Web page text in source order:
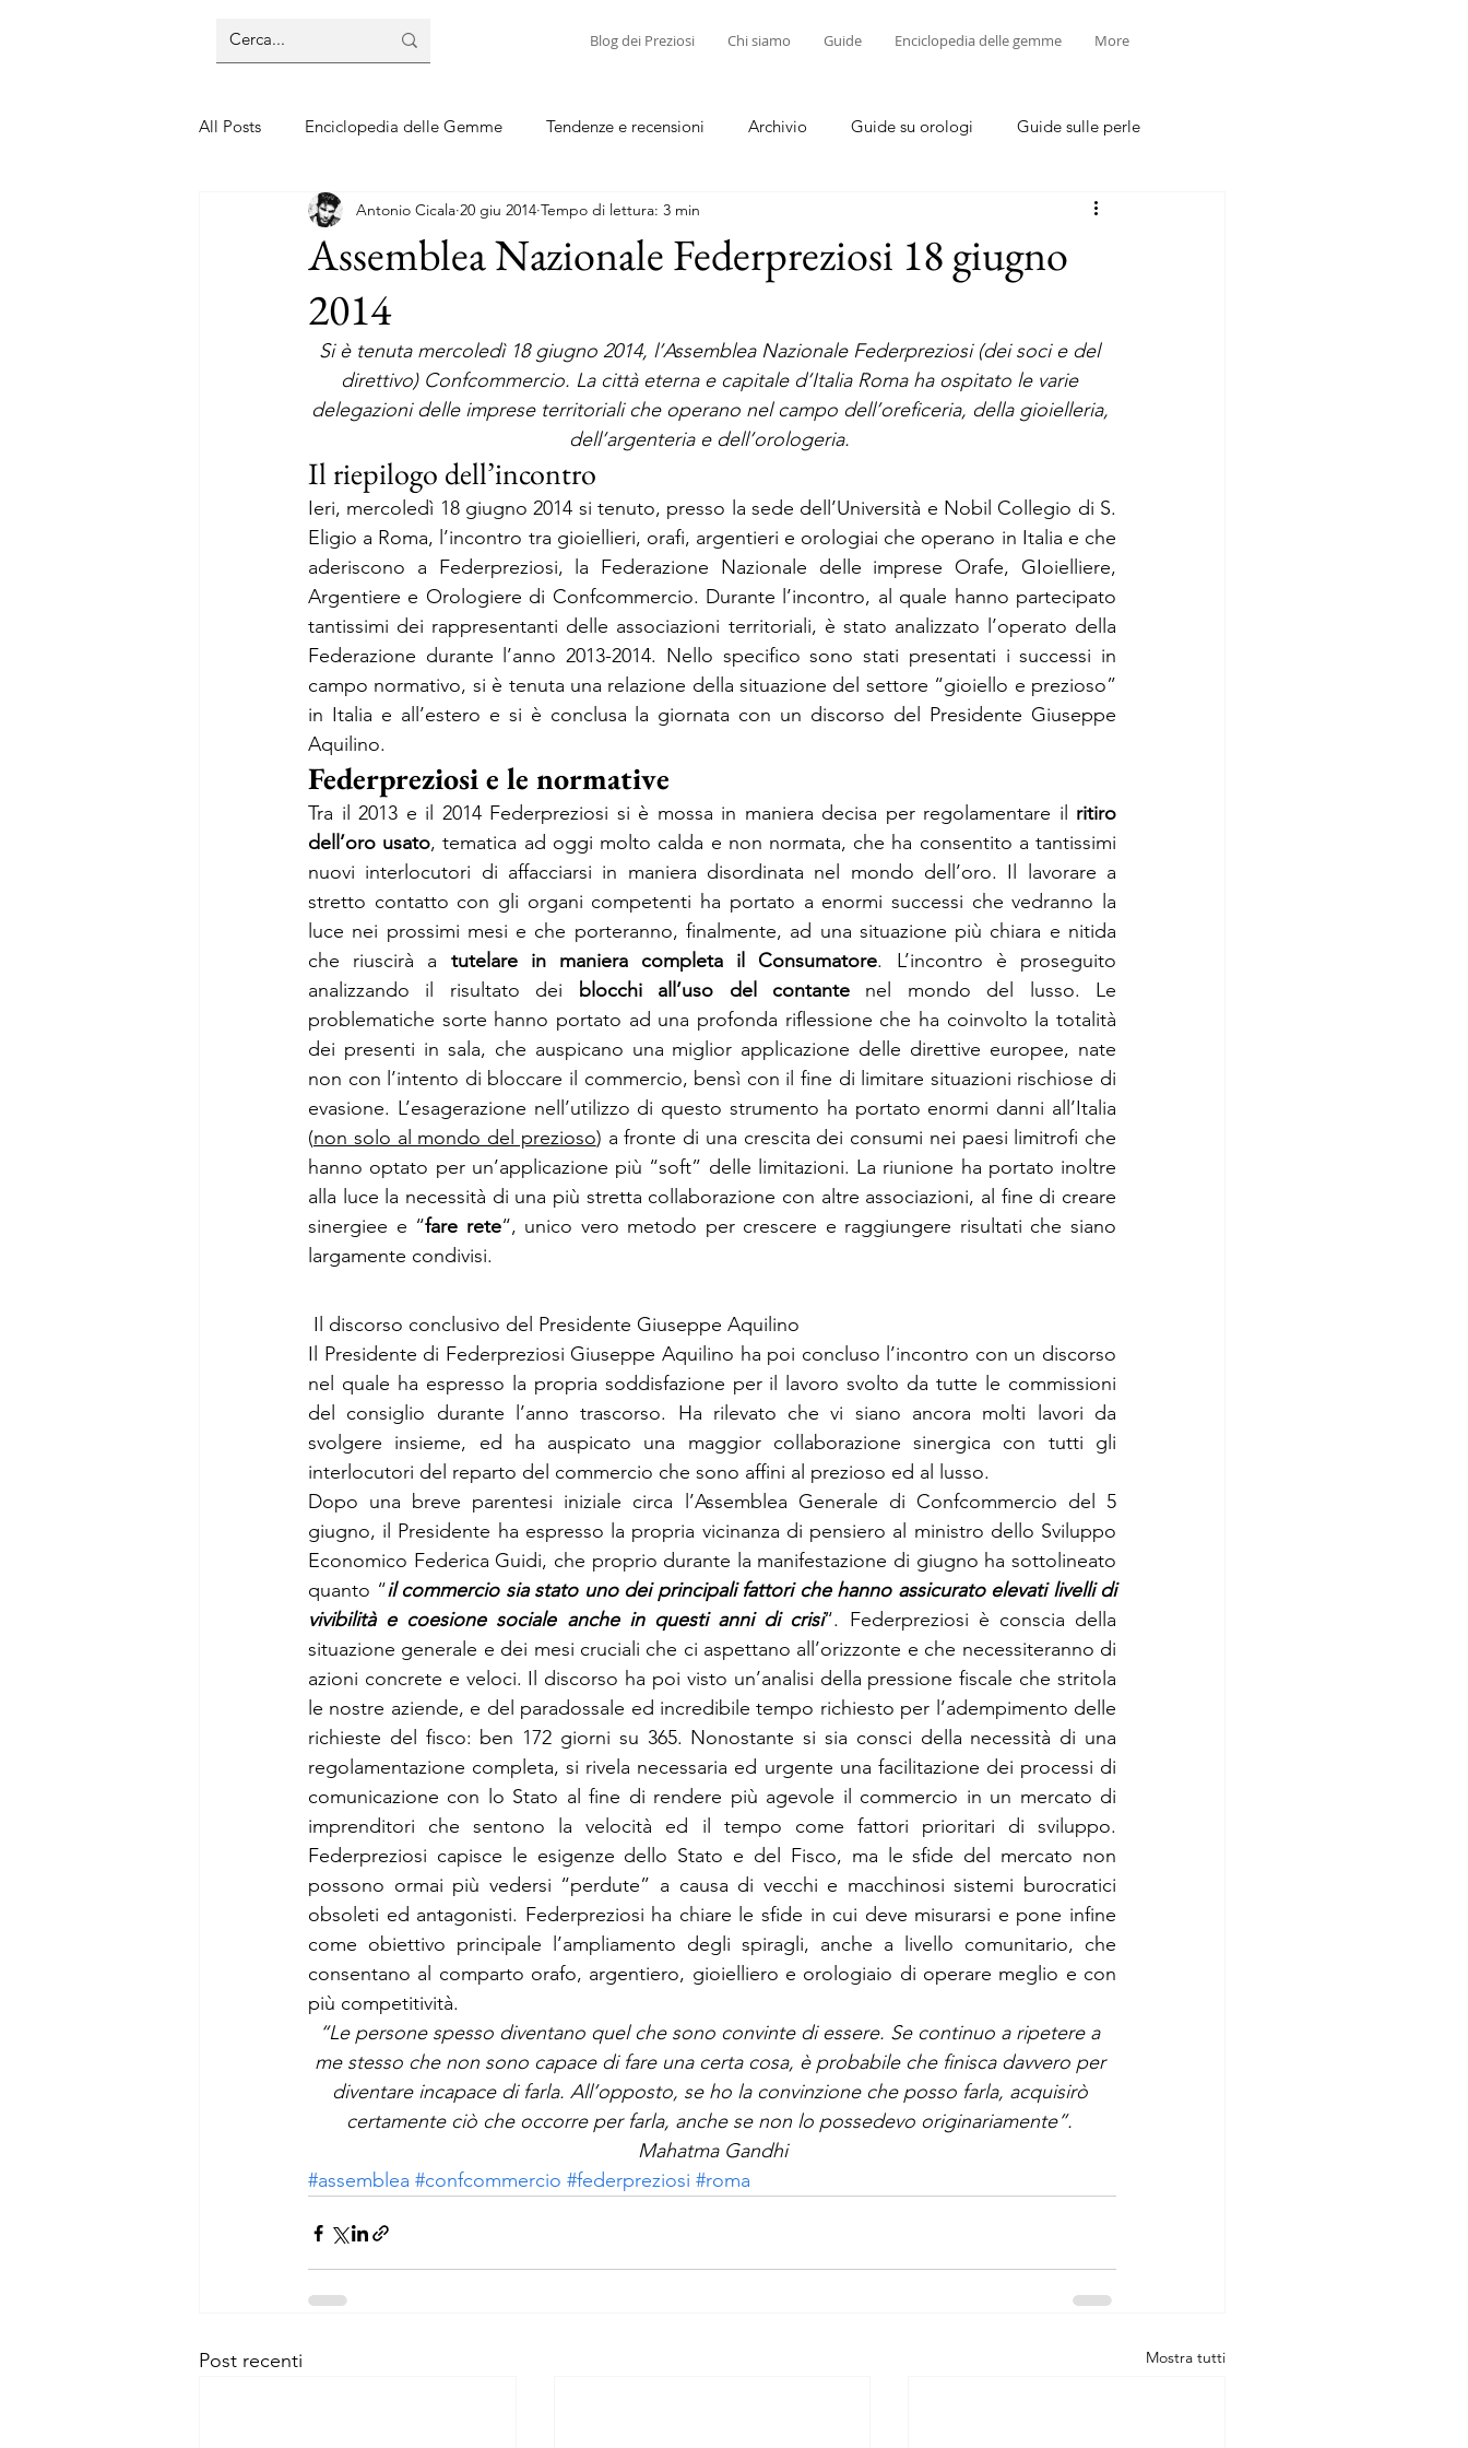
Blog dei Preziosi Chi siamo Guide Enciclopedia delle gemme More
All Posts Enciclopedia delle Gemme Tendenze e recensioni Archivio Guide su orologi Guide sulle perle
Guide sui gioielli Guide sui diamanti Guide su corallo e cammei
Assemblea Nazionale Federpreziosi 18 giugno
2014
Antonio Cicala 20 giu 2014 Tempo di lettura: 3 min
Si è tenuta mercoledì 18 giugno 2014, l’Assemblea Nazionale Federpreziosi (dei soci e del
direttivo) Confcommercio. La città eterna e capitale d’Italia Roma ha ospitato le varie
delegazioni delle imprese territoriali che operano nel campo dell’oreficeria, della gioielleria,
dell’argenteria e dell’orologeria.
Il riepilogo dell’incontro
Ieri, mercoledì 18 giugno 2014 si tenuto, presso la sede dell’Università e Nobil Collegio di S.
Eligio a Roma, l’incontro tra gioiellieri, orafi, argentieri e orologiai che operano in Italia e che
aderiscono a Federpreziosi, la Federazione Nazionale delle imprese Orafe, GIoielliere,
Argentiere e Orologiere di Confcommercio. Durante l’incontro, al quale hanno partecipato
tantissimi dei rappresentanti delle associazioni territoriali, è stato analizzato l’operato della
Federazione durante l’anno 2013-2014. Nello specifico sono stati presentati i successi in
campo normativo, si è tenuta una relazione della situazione del settore “gioiello e prezioso”
in Italia e all’estero e si è conclusa la giornata con un discorso del Presidente Giuseppe
Aquilino.
Federpreziosi e le normative
Tra il 2013 e il 2014 Federpreziosi si è mossa in maniera decisa per regolamentare il ritiro
dell’oro usato, tematica ad oggi molto calda e non normata, che ha consentito a tantissimi
nuovi interlocutori di affacciarsi in maniera disordinata nel mondo dell’oro. Il lavorare a
stretto contatto con gli organi competenti ha portato a enormi successi che vedranno la
luce nei prossimi mesi e che porteranno, finalmente, ad una situazione più chiara e nitida
che riuscirà a tutelare in maniera completa il Consumatore. L’incontro è proseguito
analizzando il risultato dei
blocchi all’uso del contante nel mondo del lusso. Le
problematiche sorte hanno portato ad una profonda riflessione che ha coinvolto la totalità
dei presenti in sala, che auspicano una miglior applicazione delle direttive europee, nate
non con l’intento di bloccare il commercio, bensì con il fine di limitare situazioni rischiose di
evasione. L’esagerazione nell’utilizzo di questo strumento ha portato enormi danni all’Italia
(non solo al mondo del prezioso) a fronte di una crescita dei consumi nei paesi limitrofi che
hanno optato per un’applicazione più “soft” delle limitazioni. La riunione ha portato inoltre
alla luce la necessità di una più stretta collaborazione con altre associazioni, al fine di creare
sinergiee e “fare rete“, unico vero metodo per crescere e raggiungere risultati che siano
largamente condivisi.
Il discorso conclusivo del Presidente Giuseppe Aquilino
Il Presidente di Federpreziosi Giuseppe Aquilino ha poi concluso l’incontro con un discorso
nel quale ha espresso la propria soddisfazione per il lavoro svolto da tutte le commissioni
del consiglio durante l’anno trascorso. Ha rilevato che vi siano ancora molti lavori da
svolgere insieme, ed ha auspicato una maggior collaborazione sinergica con tutti gli
interlocutori del reparto del commercio che sono affini al prezioso ed al lusso.
Dopo una breve parentesi iniziale circa l’Assemblea Generale di Confcommercio del 5
giugno, il Presidente ha espresso la propria vicinanza di pensiero al ministro dello Sviluppo
Economico Federica Guidi, che proprio durante la manifestazione di giugno ha sottolineato
quanto “il commercio sia stato uno dei principali fattori che hanno assicurato elevati livelli di
vivibilità e coesione sociale anche in questi anni di crisi“. Federpreziosi è conscia della
situazione generale e dei mesi cruciali che ci aspettano all’orizzonte e che necessiteranno di
azioni concrete e veloci. Il discorso ha poi visto un’analisi della pressione fiscale che stritola
le nostre aziende, e del paradossale ed incredibile tempo richiesto per l’adempimento delle
richieste del fisco: ben 172 giorni su 365. Nonostante si sia consci della necessità di una
regolamentazione completa, si rivela necessaria ed urgente una facilitazione dei processi di
comunicazione con lo Stato al fine di rendere più agevole il commercio in un mercato di
imprenditori che sentono la velocità ed il tempo come fattori prioritari di sviluppo.
Federpreziosi capisce le esigenze dello Stato e del Fisco, ma le sfide del mercato non
possono ormai più vedersi “perdute” a causa di vecchi e macchinosi sistemi burocratici
obsoleti ed antagonisti. Federpreziosi ha chiare le sfide in cui deve misurarsi e pone infine
come obiettivo principale l’ampliamento degli spiragli, anche a livello comunitario, che
consentano al comparto orafo, argentiero, gioielliero e orologiaio di operare meglio e con
più competitività.
“Le persone spesso diventano quel che sono convinte di essere. Se continuo a ripetere a
me stesso che non sono capace di fare una certa cosa, è probabile che finisca davvero per
diventare incapace di farla. All’opposto, se ho la convinzione che posso farla, acquisirò
certamente ciò che occorre per farla, anche se non lo possedevo originariamente”.
Mahatma Gandhi
#assemblea #confcommercio #federpreziosi #roma
Post recenti Mostra tutti